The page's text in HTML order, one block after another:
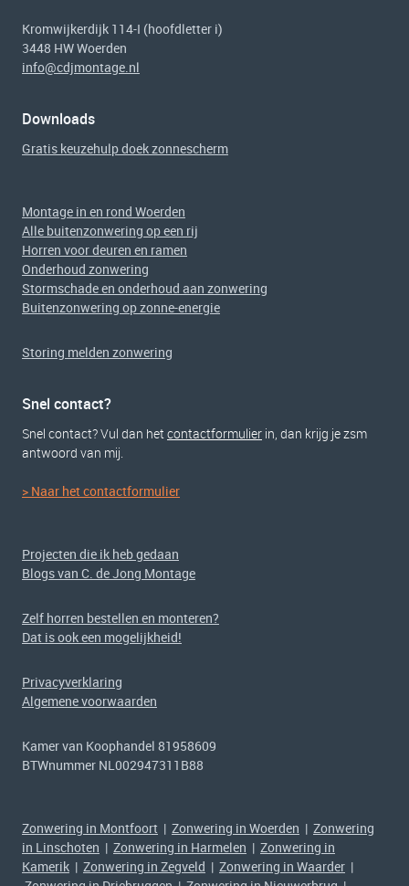
Kromwijkerdijk 114-I (hoofdletter i)
3448 HW Woerden
info@cdjmontage.nl
Downloads
Gratis keuzehulp doek zonnescherm
Montage in en rond Woerden
Alle buitenzonwering op een rij
Horren voor deuren en ramen
Onderhoud zonwering
Stormschade en onderhoud aan zonwering
Buitenzonwering op zonne-energie
Storing melden zonwering
Snel contact?
Snel contact? Vul dan hetcontactformulier in, dan krijg je zsm
antwoord van mij.
> Naar het contactformulier
Projecten die ik heb gedaan
Blogs van C. de Jong Montage
Zelf horren bestellen en monteren?
Dat is ook een mogelijkheid!
Privacyverklaring
Algemene voorwaarden
Kamer van Koophandel 81958609
BTWnummer NL002947311B88
Zonwering in Montfoort | Zonwering in Woerden | Zonwering
in Linschoten | Zonwering in Harmelen | Zonwering in
Kamerik | Zonwering in Zegveld | Zonwering in Waarder |